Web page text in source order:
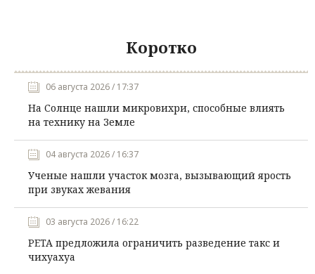
Коротко
06 августа 2026 / 17:37
На Солнце нашли микровихри, способные влиять
на технику на Земле
04 августа 2026 / 16:37
Ученые нашли участок мозга, вызывающий ярость
при звуках жевания
03 августа 2026 / 16:22
PETA предложила ограничить разведение такс и
чихуахуа